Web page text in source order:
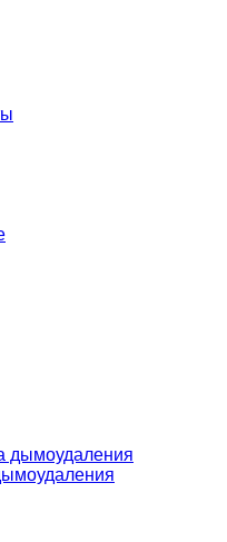
дымоудаления